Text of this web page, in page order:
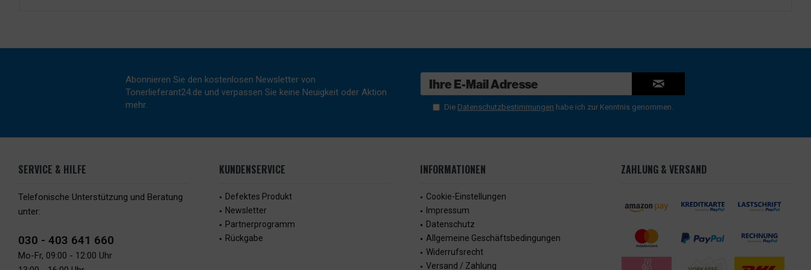
Abonnieren Sie den kostenlosen Newsletter von
Tonerlieferant24.de und verpassen Sie keine Neuigkeit oder Aktion
mehr.
Die Datenschutzbestimmungen habe ich zur Kenntnis genommen.
SERVICE & HILFE
Telefonische Unterstützung und Beratung
unter:
030 - 403 641 660
Mo-Fr, 09:00 - 12:00 Uhr
KUNDENSERVICE
Defektes Produkt
Newsletter
Partnerprogramm
Rückgabe
INFORMATIONEN
Cookie-Einstellungen
Impressum
Datenschutz
Allgemeine Geschäftsbedingungen
Widerrufsrecht
Versand / Zahlung
ZAHLUNG & VERSAND